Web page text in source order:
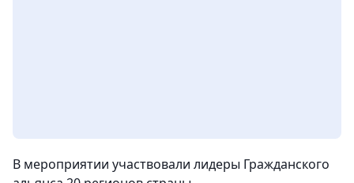
В мероприятии участвовали лидеры Гражданского